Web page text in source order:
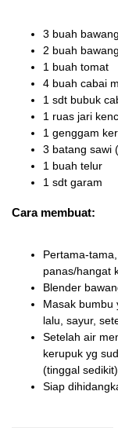
3 buah
2 buah
1 buah tomat
4 buah cabai
1 sdt bubuk
1 ruas jari
1 genggam
3 batang sawi
1 buah telur
1 sdt garam
Cara membuat:
Pertama-
panas/hangat
Blender
Masak bumbu
lalu, sayur,
Setelah air
kerupuk yg
(tinggal
Siap